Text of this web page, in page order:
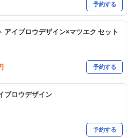
予約する
アイブロウデザイン×マツエク セット
予約する
ブロウデザイン
予約する